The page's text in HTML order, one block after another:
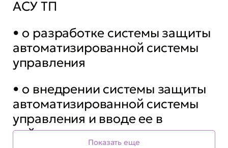
АСУ ТП
• о разработке системы защиты
автоматизированной системы
управления
• о внедрении системы защиты
автоматизированной системы
управления и вводе ее в
действие
Показать еще